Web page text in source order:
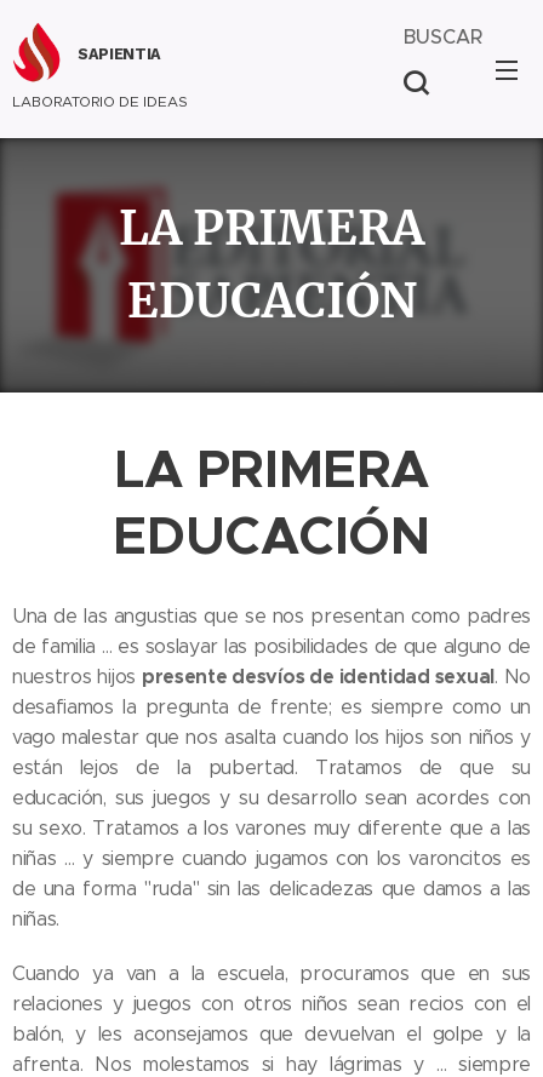
SAPIENTIA
LABORATORIO DE IDEAS
BUSCAR
LA PRIMERA
EDUCACIÓN
LA PRIMERA
EDUCACIÓN
Una de las angustias que se nos presentan como padres
de familia … es soslayar las posibilidades de que alguno de
nuestros hijos presente desvíos de identidad sexual. No
desafiamos la pregunta de frente; es siempre como un
vago malestar que nos asalta cuando los hijos son niños y
están lejos de la pubertad. Tratamos de que su
educación, sus juegos y su desarrollo sean acordes con
su sexo. Tratamos a los varones muy diferente que a las
niñas … y siempre cuando jugamos con los varoncitos es
de una forma "ruda" sin las delicadezas que damos a las
niñas.
Cuando ya van a la escuela, procuramos que en sus
relaciones y juegos con otros niños sean recios con el
balón, y les aconsejamos que devuelvan el golpe y la
afrenta. Nos molestamos si hay lágrimas y … siempre